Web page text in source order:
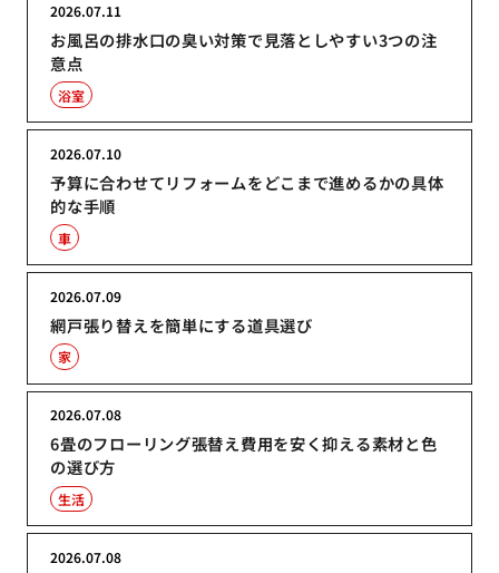
お風呂の排水口の臭い対策で見落としやすい3つの注
意点
2026.07.11
浴室
予算に合わせてリフォームをどこまで進めるかの具体
的な手順
2026.07.10
車
網戸張り替えを簡単にする道具選び
2026.07.09
家
6畳のフローリング張替え費用を安く抑える素材と色
の選び方
2026.07.08
生活
2026.07.08